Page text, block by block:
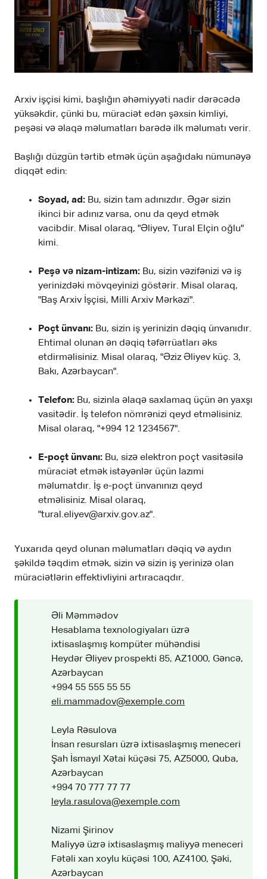
Arxiv işçisi kimi, başlığın əhəmiyyəti nadir dərəcədə
yüksəkdir, çünki bu, müraciət edən şəxsin kimliyi,
peşəsi və əlaqə məlumatları barədə ilk məlumatı verir.
Başlığı düzgün tərtib etmək üçün aşağıdakı nümunəyə
diqqət edin:
Soyad, ad: Bu, sizin tam adınızdır. Əgər sizin
ikinci bir adınız varsa, onu da qeyd etmək
vacibdir. Misal olaraq, "Əliyev, Tural Elçin oğlu"
kimi.
Peşə və nizam-intizam: Bu, sizin vəzifənizi və iş
yerinizdəki mövqeyinizi göstərir. Misal olaraq,
"Baş Arxiv İşçisi, Milli Arxiv Mərkəzi".
Poçt ünvanı: Bu, sizin iş yerinizin dəqiq ünvanıdır.
Ehtimal olunan ən dəqiq təfərrüatları əks
etdirməlisiniz. Misal olaraq, "Əziz Əliyev küç. 3,
Bakı, Azərbaycan".
Telefon: Bu, sizinla əlaqə saxlamaq üçün ən yaxşı
vasitədir. İş telefon nömrənizi qeyd etməlisiniz.
Misal olaraq, "+994 12 1234567".
E-poçt ünvanı: Bu, sizə elektron poçt vasitəsilə
müraciət etmək istəyənlər üçün lazımi
məlumatdır. İş e-poçt ünvanınızı qeyd
etməlisiniz. Misal olaraq,
"tural.eliyev@arxiv.gov.az".
Yuxarıda qeyd olunan məlumatları dəqiq və aydın
şəkildə təqdim etmək, sizin və sizin iş yerinizə olan
müraciətlərin effektivliyini artıracaqdır.
Əli Məmmədov
Hesablama texnologiyaları üzrə
ixtisaslaşmış kompüter mühəndisi
Heydər Əliyev prospekti 85, AZ1000, Gəncə,
Azərbaycan
+994 55 555 55 55
eli.mammadov@exemple.com
Leyla Rəsulova
İnsan resursları üzrə ixtisaslaşmış meneceri
Şah İsmayıl Xətai küçəsi 75, AZ5000, Quba,
Azərbaycan
+994 70 777 77 77
leyla.rasulova@exemple.com
Nizami Şirinov
Maliyyə üzrə ixtisaslaşmış maliyyə meneceri
Fətəli xan xoylu küçəsi 100, AZ4100, Şəki,
Azərbaycan